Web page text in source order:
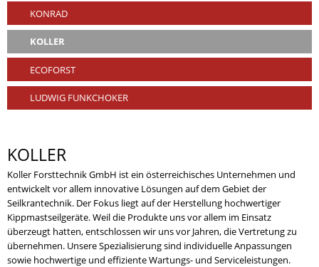
KONRAD
KOLLER
ECOFORST
LUDWIG FUNKCHOKER
KOLLER
Koller Forsttechnik GmbH ist ein österreichisches Unternehmen und
entwickelt vor allem innovative Lösungen auf dem Gebiet der
Seilkrantechnik. Der Fokus liegt auf der Herstellung hochwertiger
Kippmastseilgeräte. Weil die Produkte uns vor allem im Einsatz
überzeugt hatten, entschlossen wir uns vor Jahren, die Vertretung zu
übernehmen. Unsere Spezialisierung sind individuelle Anpassungen
sowie hochwertige und effiziente Wartungs- und Serviceleistungen.